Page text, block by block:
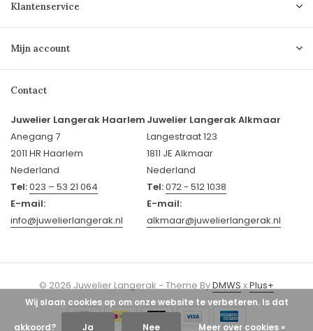
Klantenservice
Mijn account
Contact
Juwelier Langerak Haarlem
Anegang 7
2011 HR Haarlem
Nederland
Tel:023 – 53 21 064
E-mail:
info@juwelierlangerak.nl
Juwelier Langerak Alkmaar
Langestraat 123
1811 JE Alkmaar
Nederland
Tel:072 - 512 1038
E-mail:
alkmaar@juwelierlangerak.nl
© 2026 Juwelier Langerak - Theme ByDMWSxPlus+
Wij slaan cookies op om onze website te verbeteren. Is dat
akkoord? Ja Nee Meer over cookies »